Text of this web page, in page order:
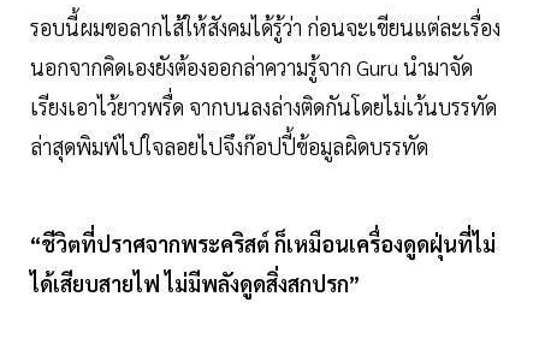
รอบนี้ผมขอลากไส้ให้สังคมได้รู้ว่า ก่อนจะเขียนแต่ละเรื่อง
นอกจากคิดเองยังต้องออกล่าความรู้จาก Guru นำมาจัด
เรียงเอาไว้ยาวพรื่ด จากบนลงล่างติดกันโดยไม่เว้นบรรทัด
ล่าสุดพิมพ์ไปใจลอยไปจึงก๊อปปี้ข้อมูลผิดบรรทัด
“ชีวิตที่ปราศจากพระคริสต์ ก็เหมือนเครื่องดูดฝุ่นที่ไม่
ได้เสียบสายไฟ ไม่มีพลังดูดสิ่งสกปรก”